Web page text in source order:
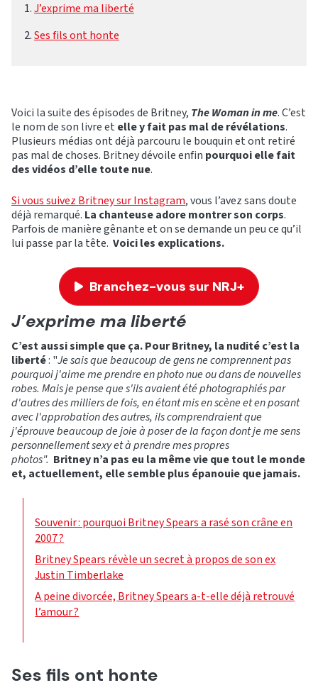
J’exprime ma liberté
Ses fils ont honte
Voici la suite des épisodes de Britney, The Woman in me. C’est
le nom de son livre et elle y fait pas mal de révélations.
Plusieurs médias ont déjà parcouru le bouquin et ont retiré
pas mal de choses. Britney dévoile enfin pourquoi elle fait
des vidéos d’elle toute nue.
Si vous suivez Britney sur Instagram, vous l’avez sans doute
déjà remarqué. La chanteuse adore montrer son corps.
Parfois de manière gênante et on se demande un peu ce qu’il
lui passe par la tête. Voici les explications.
Branchez-vous sur NRJ+
J’exprime ma liberté
C’est aussi simple que ça. Pour Britney, la nudité c’est la
liberté: "Je sais que beaucoup de gens ne comprennent pas
pourquoi j'aime me prendre en photo nue ou dans de nouvelles
robes. Mais je pense que s'ils avaient été photographiés par
d'autres des milliers de fois, en étant mis en scène et en posant
avec l'approbation des autres, ils comprendraient que
j'éprouve beaucoup de joie à poser de la façon dont je me sens
personnellement sexy et à prendre mes propres
photos". Britney n’a pas eu la même vie que tout le monde
et, actuellement, elle semble plus épanouie que jamais.
Souvenir : pourquoi Britney Spears a rasé son crâne en
2007 ?
Britney Spears révèle un secret à propos de son ex
Justin Timberlake
A peine divorcée, Britney Spears a-t-elle déjà retrouvé
l’amour ?
Ses fils ont honte